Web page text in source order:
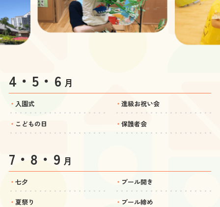
4・5・6 月
入園式 進級お祝い会
こどもの日 保護者会
7・8・9 月
七夕 プール開き
夏祭り プール締め